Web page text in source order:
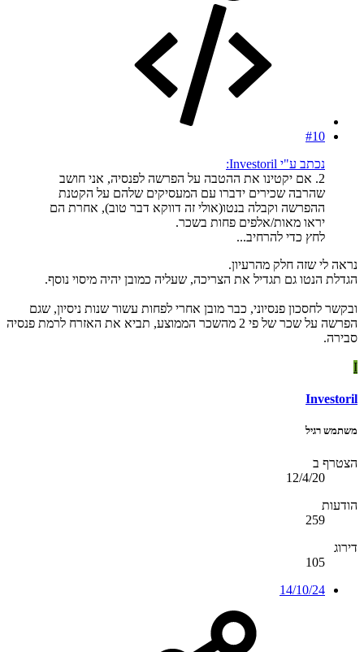
#10
נכתב ע"י Investoril:
2. אם יקטינו את ההטבה על הפרשה לפנסיה, אני חושב
שהרבה שכירים ידברו עם המעסיקים שלהם על הקטנת
ההפרשה וקבלה בנטו(אולי זה דווקא דבר טוב), אחרת הם
יראו מאות/אלפים פחות בשכר.
לחץ כדי להרחיב...
נראה לי שזה חלק מהרעיון.
הגדלת הנטו גם תגדיל את הצריכה, שעליה כמובן יהיה מיסוי נוסף.
ובקשר לחסכון פנסיוני, כבר מובן אחרי לפחות עשור שנות ניסיון, שגם
הפרשה על שכר של פי 2 מהשכר הממוצע, תביא את האזרח לרמת פנסיה
סבירה.
I
Investoril
משתמש רגיל
הצטרף ב
12/4/20
הודעות
259
דירוג
105
14/10/24